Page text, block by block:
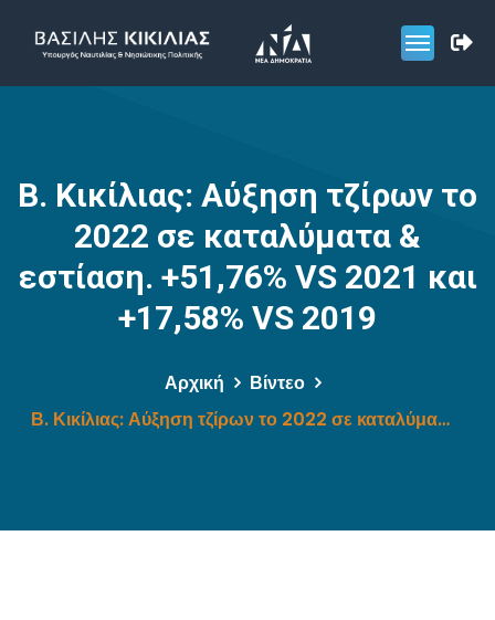
Β. Κικίλιας: Αύξηση τζίρων το
2022 σε καταλύματα &
εστίαση. +51,76% VS 2021 και
+17,58% VS 2019
Αρχική
Βίντεο
Β. Κικίλιας: Αύξηση τζίρων το 2022 σε καταλύματα & εστίαση. +51,76% VS 2021 και +17,58% VS 2019